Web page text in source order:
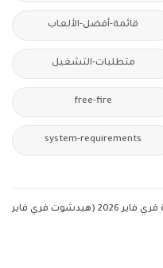
قائمة-أفضل-الألعاب
متطلبات-التشغيل
free-fire
system-requirements
أفضل إعدادات الحساسية فري فاير 2026 (هيدشوت فري فاير